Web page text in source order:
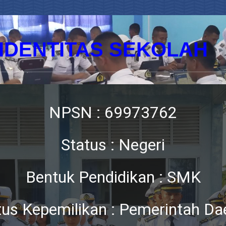
SEKOLAH
NPSN : 69973762
Status : Negeri
Bentuk Pendidikan : SMK
Kepemilikan : Pemerintah